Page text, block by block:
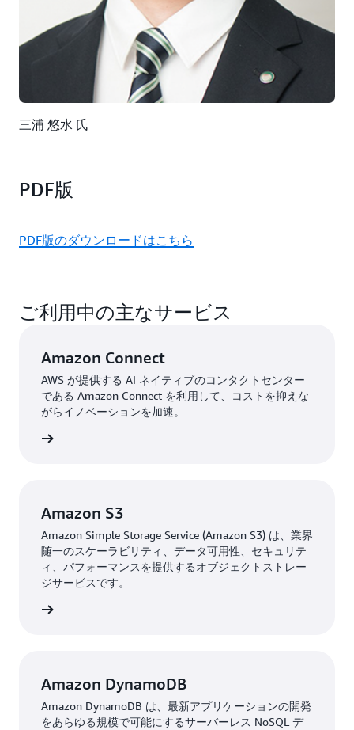
三浦 悠水 氏
PDF版
PDF版のダウンロードはこちら
ご利用中の主なサービス
Amazon Connect
AWS が提供する AI ネイティブのコンタクトセンター
である Amazon Connect を利用して、コストを抑えな
がらイノベーションを加速。
Amazon S3
Amazon Simple Storage Service (Amazon S3) は、業界
随一のスケーラビリティ、データ可用性、セキュリテ
ィ、パフォーマンスを提供するオブジェクトストレー
ジサービスです。
Amazon DynamoDB
Amazon DynamoDB は、最新アプリケーションの開発
をあらゆる規模で可能にするサーバーレス NoSQL デ